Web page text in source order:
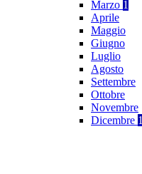
Marzo 1
Aprile
Maggio
Giugno
Luglio
Agosto
Settembre
Ottobre
Novembre
Dicembre 1